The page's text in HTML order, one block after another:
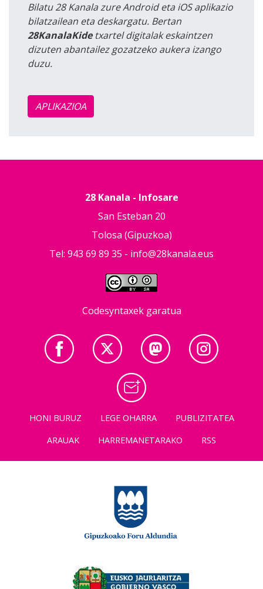
Bilatu 28 Kanala zure Android eta iOS aplikazio
bilatzailean eta deskargatu. Bertan
28KanalaKidetxartel digitalak eskaintzen
dizuten abantailez gozatzeko aukera izango
duzu.
APLIKAZIOA
28 Kanala - Infosare
San Esteban 20
Tolosa (Gipuzkoa)
Tel: 943 69 89 35 - info@28kanala.eus
Codesyntaxek garatua
HONI BURUZ LEGE OHARRA
PUBLIZITATEA
ARAUAK
HARREMANETARAKO RSS